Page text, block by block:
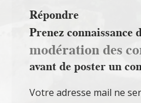
Répondre
Prenez connaissance
modération des
avant de poster un
Votre adresse mail ne